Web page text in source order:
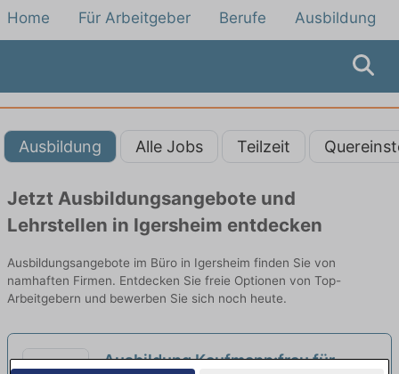
Home Für Arbeitgeber Berufe Ausbildung
Ausbildung Alle Jobs Teilzeit
Jetzt Ausbildungsangebote und
Lehrstellen in Igersheim entdecken
Ausbildungsangebote im Büro in Igersheim finden Sie von
namhaften Firmen. Entdecken Sie freie Optionen von Top-
Arbeitgebern und bewerben Sie sich noch heute.
Ausbildung Kaufmann:frau für